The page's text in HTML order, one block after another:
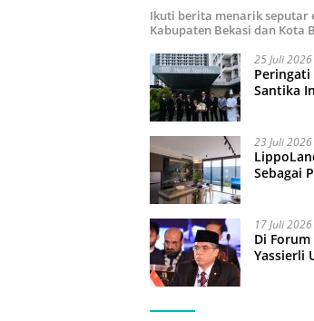
Ikuti berita menarik seputar
Kabupaten Bekasi dan Kota
25 Juli 2026
Peringati
Santika
23 Juli 2026
Sebagai
17 Juli 2026
Di Forum
Yassierli